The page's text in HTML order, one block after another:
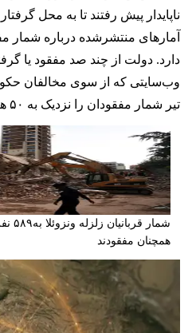
ناپایدار پیش رفتند تا به محل
آمارهای منتشرشده درباره شمار
دارد. دولت از چند صد مفقود یا
وب‌سایتی که از سوی مخالفان
تیر شمار مفقودان را نزدیک به ۵۰ هزار نفر اعلام کرد.
همچنان مفقودند